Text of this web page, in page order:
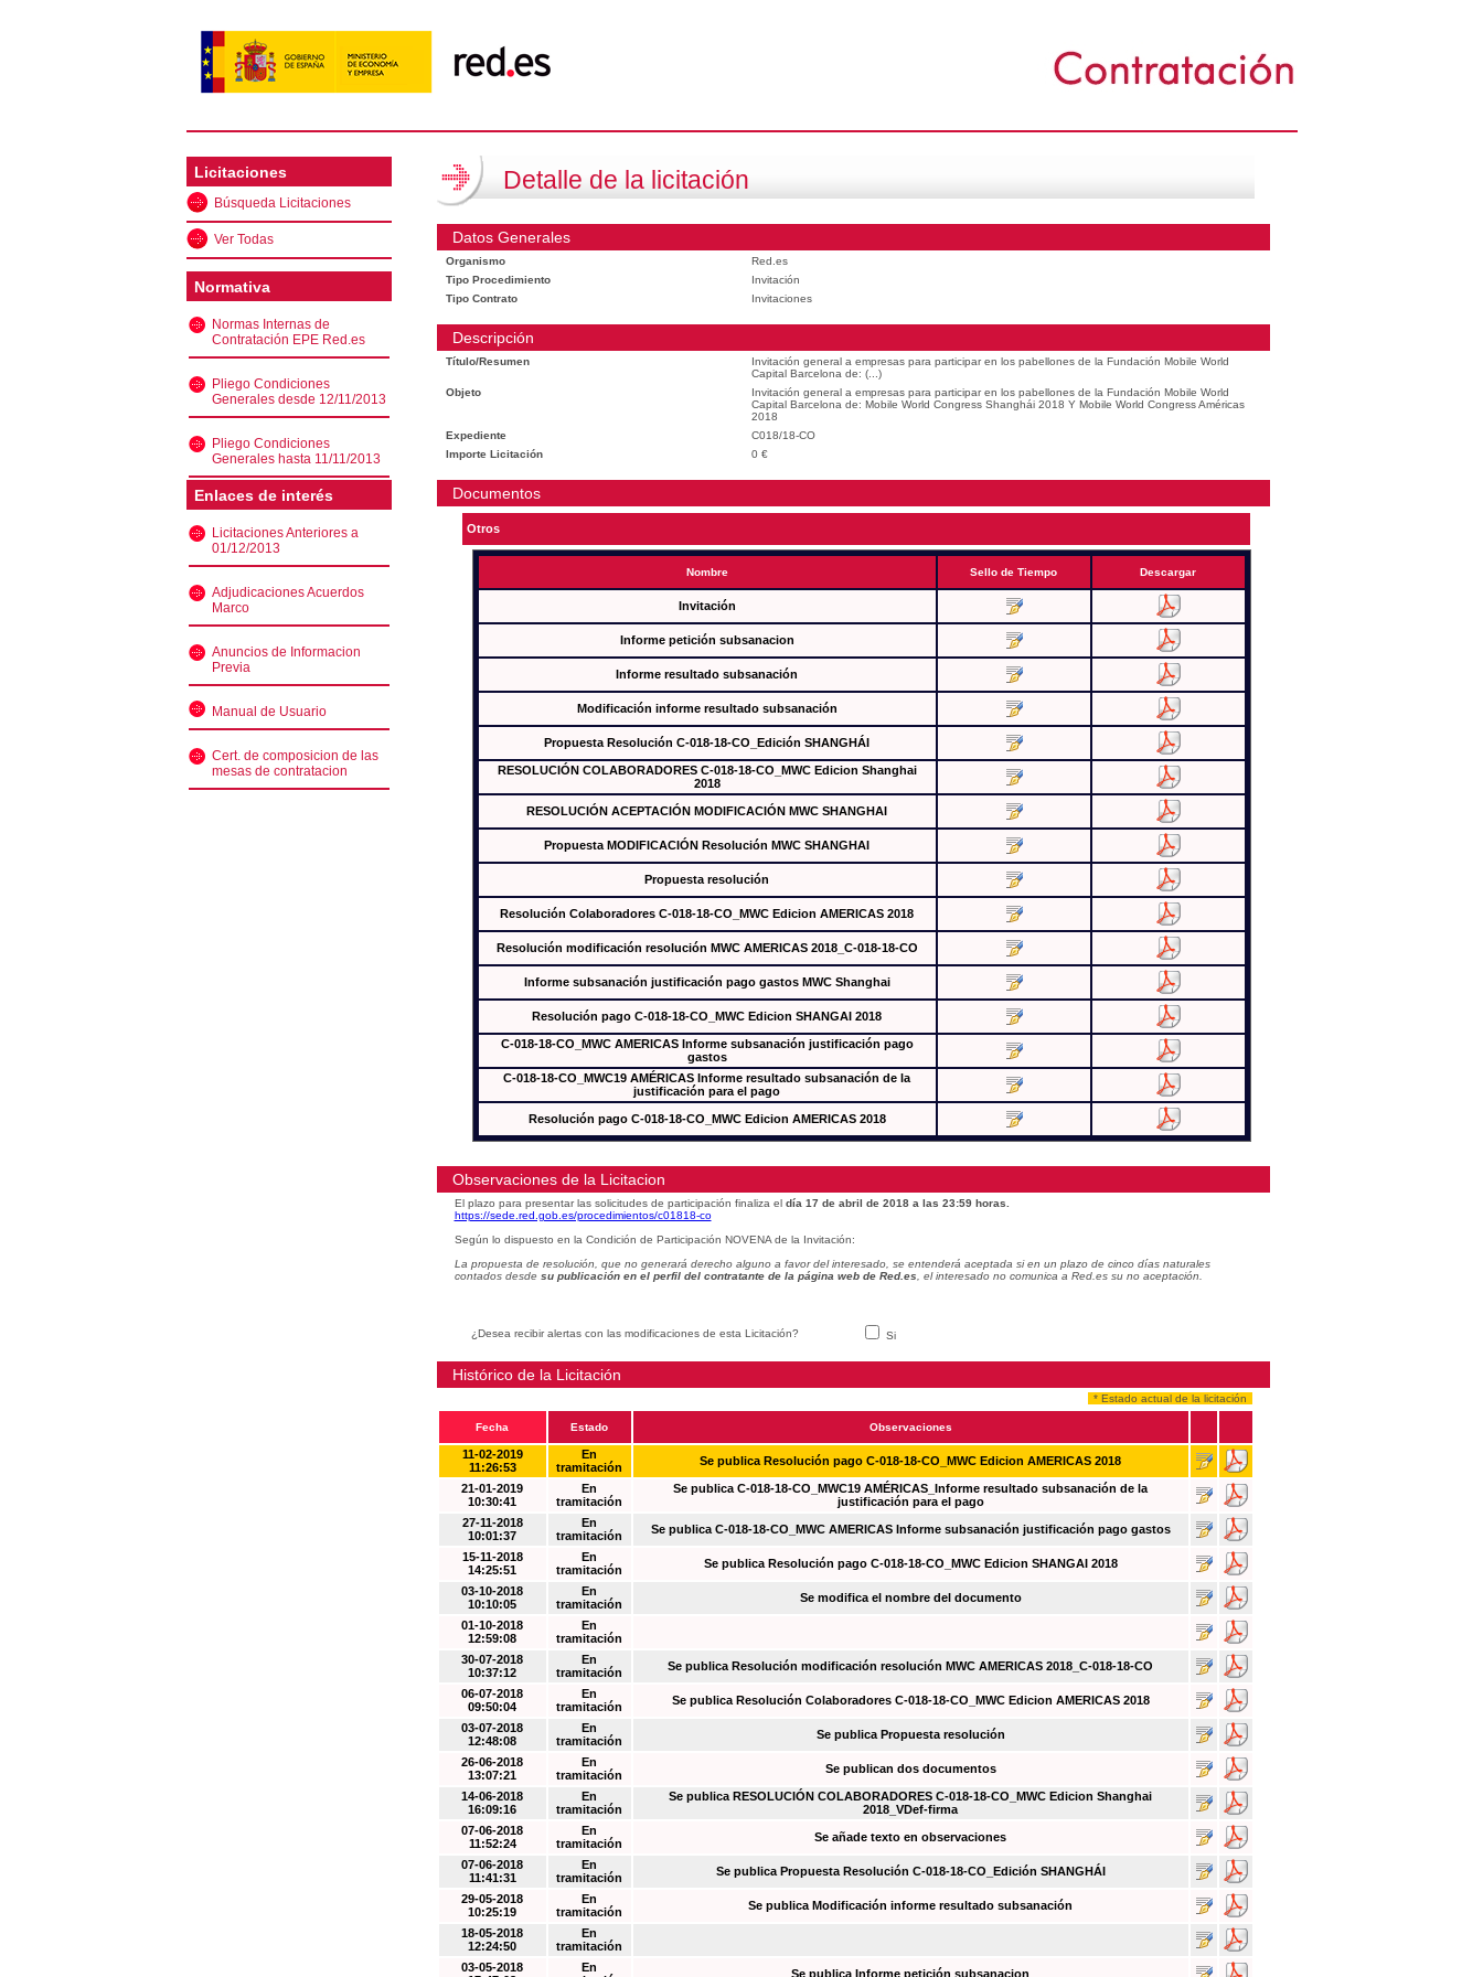
Licitaciones
Búsqueda Licitaciones
Ver Todas
Normativa
Normas Internas de
Contratación EPE Red.es
Pliego Condiciones
Generales desde 12/11/2013
Pliego Condiciones
Generales hasta 11/11/2013
Enlaces de interés
Licitaciones Anteriores a
01/12/2013
Adjudicaciones Acuerdos
Marco
Anuncios de Informacion
Previa
Manual de Usuario
Cert. de composicion de las
mesas de contratacion
Detalle de la licitación
Datos Generales
Organismo
Red.es
Tipo Procedimiento
Invitación
Tipo Contrato
Invitaciones
Descripción
Título/Resumen
Invitación general a empresas para participar en los pabellones de la Fundación Mobile World
Capital Barcelona de: (...)
Objeto
Invitación general a empresas para participar en los pabellones de la Fundación Mobile World
Capital Barcelona de: Mobile World Congress Shanghái 2018 Y Mobile World Congress Américas
2018
Expediente
C018/18-CO
Importe Licitación
0 €
Documentos
Otros
Nombre Sello de Tiempo Descargar
Invitación
Informe petición subsanacion
Informe resultado subsanación
Modificación informe resultado subsanación
Propuesta Resolución C-018-18-CO_Edición SHANGHÁI
RESOLUCIÓN COLABORADORES C-018-18-CO_MWC Edicion Shanghai
2018
RESOLUCIÓN ACEPTACIÓN MODIFICACIÓN MWC SHANGHAI
Propuesta MODIFICACIÓN Resolución MWC SHANGHAI
Propuesta resolución
Resolución Colaboradores C-018-18-CO_MWC Edicion AMERICAS 2018
Resolución modificación resolución MWC AMERICAS 2018_C-018-18-CO
Informe subsanación justificación pago gastos MWC Shanghai
Resolución pago C-018-18-CO_MWC Edicion SHANGAI 2018
C-018-18-CO_MWC AMERICAS Informe subsanación justificación pago
gastos
C-018-18-CO_MWC19 AMÉRICAS Informe resultado subsanación de la
justificación para el pago
Resolución pago C-018-18-CO_MWC Edicion AMERICAS 2018
Observaciones de la Licitacion
El plazo para presentar las solicitudes de participación finaliza el día 17 de abril de 2018 a las 23:59 horas.
https://sede.red.gob.es/procedimientos/c01818-co
Según lo dispuesto en la Condición de Participación NOVENA de la Invitación:
La propuesta de resolución, que no generará derecho alguno a favor del interesado, se entenderá aceptada si en un plazo de cinco días naturales
contados desde su publicación en el perfil del contratante de la página web de Red.es , el interesado no comunica a Red.es su no aceptación.
¿Desea recibir alertas con las modificaciones de esta Licitación? Si
Histórico de la Licitación
* Estado actual de la licitación
Fecha Estado Observaciones
11-02-2019
11:26:53
En
tramitación
Se publica Resolución pago C-018-18-CO_MWC Edicion AMERICAS 2018
21-01-2019
10:30:41
En
tramitación
Se publica C-018-18-CO_MWC19 AMÉRICAS_Informe resultado subsanación de la
justificación para el pago
27-11-2018
10:01:37
En
tramitación
Se publica C-018-18-CO_MWC AMERICAS Informe subsanación justificación pago gastos
15-11-2018
14:25:51
En
tramitación
Se publica Resolución pago C-018-18-CO_MWC Edicion SHANGAI 2018
03-10-2018
10:10:05
En
tramitación
Se modifica el nombre del documento
01-10-2018
12:59:08
En
tramitación
30-07-2018
10:37:12
En
tramitación
Se publica Resolución modificación resolución MWC AMERICAS 2018_C-018-18-CO
06-07-2018
09:50:04
En
tramitación
Se publica Resolución Colaboradores C-018-18-CO_MWC Edicion AMERICAS 2018
03-07-2018
12:48:08
En
tramitación
Se publica Propuesta resolución
26-06-2018
13:07:21
En
tramitación
Se publican dos documentos
14-06-2018
16:09:16
En
tramitación
Se publica RESOLUCIÓN COLABORADORES C-018-18-CO_MWC Edicion Shanghai
2018_VDef-firma
07-06-2018
11:52:24
En
tramitación
Se añade texto en observaciones
07-06-2018
11:41:31
En
tramitación
Se publica Propuesta Resolución C-018-18-CO_Edición SHANGHÁI
29-05-2018
10:25:19
En
tramitación
Se publica Modificación informe resultado subsanación
18-05-2018
12:24:50
En
tramitación
03-05-2018
En
Se publica Informe petición subsanacion